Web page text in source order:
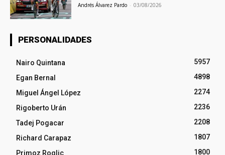
Andrés Álvarez Pardo - 03/08/2026
PERSONALIDADES
Nairo Quintana
5957
Egan Bernal
4898
Miguel Ángel López
2274
Rigoberto Urán
2236
Tadej Pogacar
2208
Richard Carapaz
1807
Primoz Roglic
1800